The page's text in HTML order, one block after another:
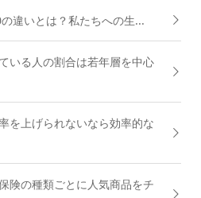
違いとは？私たちへの生...
いる人の割合は若年層を中心
を上げられないなら効率的な
険の種類ごとに人気商品をチ